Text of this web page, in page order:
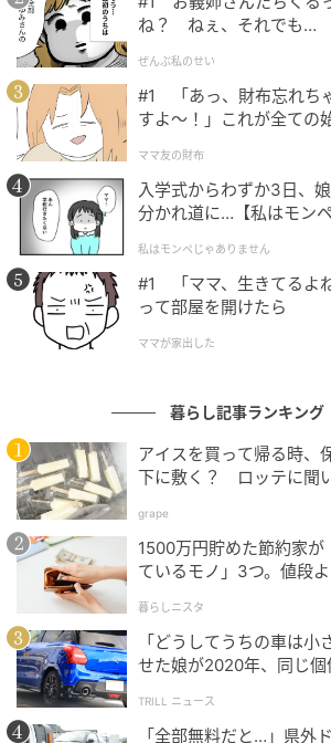
MagSafe対応のカードケースやウォ
るけれど、「いつの間にか外れて落
う…」と不安な方に朗報です！
ダイソーの『MagSafe対応ウォレッ
グ』をウォレットケースに貼り、タ
に通すことで落下を防いでくれます。
わずか110円（税込）で安心が手に
なかった画期的な商品ですよ。大切
めに必須アイテムです！
ね？ ねぇ、それでも…
ぜんぶ私のせい
#1 「あっ、財布忘れち
すよ〜！」これが全ての
ママ友の財布
入学式からわずか3日、
分かれ道に…【私はモン
私はモンペじゃありません
#1 「ママ、生きてるよ
って部屋を開けたら
ママが家出した
暮らし記事ランキング
アイスを買って帰る時、
下に敷く？ ロッテに聞
grape
1500万円貯めた節約家が
ているモノ」3つ。値段
暮らしニスタ
「どうしてうちの車は小
せた娘が2020年、同じ個
TRILL ニュース
「全部無料だと…」県外